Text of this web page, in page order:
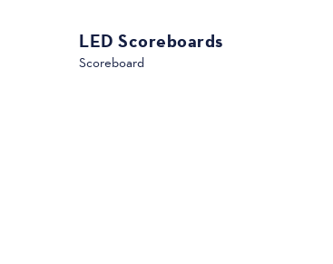
Scoreboard
LED Scoreboards